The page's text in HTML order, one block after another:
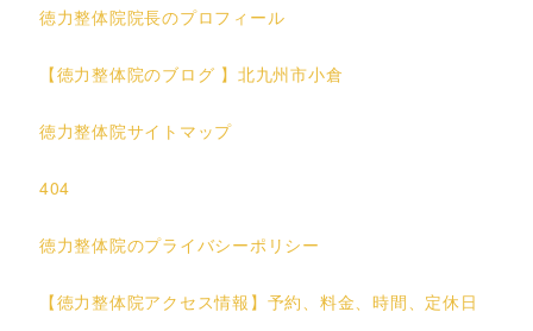
徳力整体院院長のプロフィール
【徳力整体院のブログ 】北九州市小倉
徳力整体院サイトマップ
404
徳力整体院のプライバシーポリシー
【徳力整体院アクセス情報】予約、料金、時間、定休日